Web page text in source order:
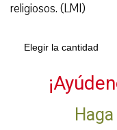
religiosos. (LMI)